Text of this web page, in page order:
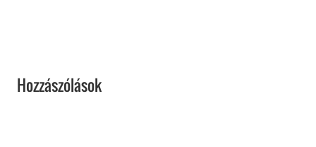
Hozzászólások